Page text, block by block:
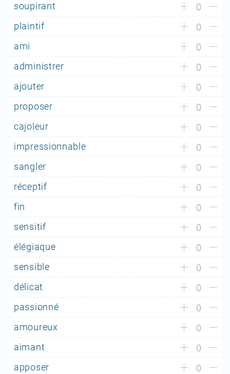
soupirant
0
plaintif
0
ami
0
administrer
0
ajouter
0
proposer
0
cajoleur
0
impressionnable
0
sangler
0
réceptif
0
fin
0
sensitif
0
élégiaque
0
sensible
0
délicat
0
passionné
0
amoureux
0
aimant
0
apposer
0